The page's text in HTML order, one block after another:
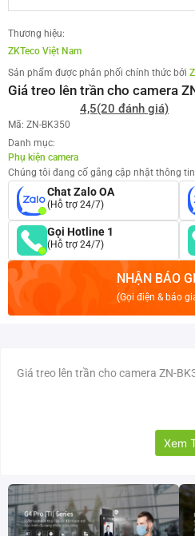
Thương hiệu:
ZKTeco Việt Nam
Sản phẩm được phân phối chính thức bởi
Giá treo lên trần cho camera
4,5(20 đánh giá)
Mã: ZN-BK350
Danh mục:
Phụ kiện camera
Chúng tôi đang cố gắng cập nhật thông
Chat Zalo OA
(Hỗ trợ 24/7)
Gọi Hotline 1
(Hỗ trợ 24/7)
NHẬN BÁO
(Gọi điện & báo
Giá treo lên trần cho camera ZN-
Xem